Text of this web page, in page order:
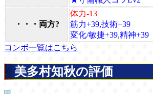
・・・両方?
体力-13
筋力+39,技術+39
変化/敏捷+39,精神+39
コンボ一覧はこちら
美多村知秋の評価